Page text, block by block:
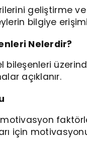
geliştirme
bilgiye
Nelerdir?
bileşenleri
açıklanır.
için